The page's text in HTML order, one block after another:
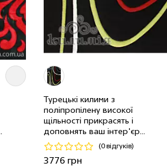
грн
Турецькі килими з
поліпропілену високої
щільності прикрасять і
доповнять ваш інтер'єр...
(0 відгуків)
3776 грн
1.6 x 2.3 м 2 шт 3776 грн